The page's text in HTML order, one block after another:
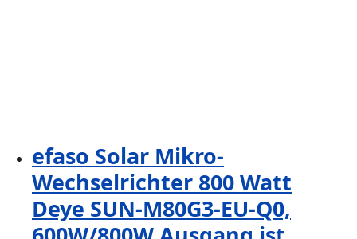
efaso Solar Mikro-
Wechselrichter 800 Watt
Deye SUN-M80G3-EU-Q0,